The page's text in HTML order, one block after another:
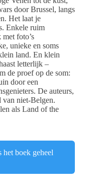
door Brussel, langs
Het laat je
Enkele ruim
foto’s
unieke en soms
land. En klein
letterlijk –
de proef op de som:
door een
De auteurs,
van niet-Belgen.
als Land of the
boek geheel